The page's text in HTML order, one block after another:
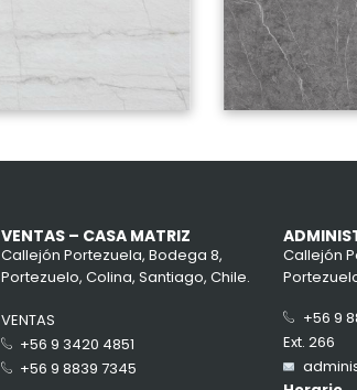
VENTAS – CASA MATRIZ
Callejón Portezuela, Bodega 8,
Portezuelo, Colina, Santiago, Chile.
VENTAS
+56 9 3420 4851
+56 9 8839 7345
Callejón
+56 9
Ext. 266